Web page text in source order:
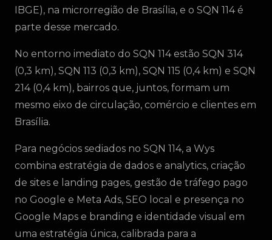
IBGE), na microrregião de Brasília, e o SQN 114 é
parte desse mercado.
No entorno imediato do SQN 114 estão SQN 314
(0,3 km), SQN 113 (0,3 km), SQN 115 (0,4 km) e SQN
214 (0,4 km), bairros que, juntos, formam um
mesmo eixo de circulação, comércio e clientes em
Brasília.
Para negócios sediados no SQN 114, a Wys
combina estratégia de dados e analytics, criação
de sites e landing pages, gestão de tráfego pago
no Google e Meta Ads, SEO local e presença no
Google Maps e branding e identidade visual em
uma estratégia única, calibrada para a